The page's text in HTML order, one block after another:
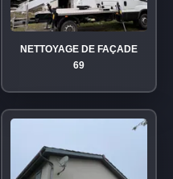
NETTOYAGE DE FAÇADE
69